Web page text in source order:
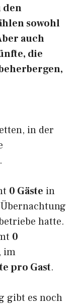
den
sowohl
auch
die
in der
0 Gäste in
hatte.
0
im
pro Gast.
gibt es noch